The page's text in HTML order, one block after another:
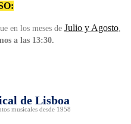
en los meses de Julio y Agosto,
a las 13:30.
de Lisboa
musicales desde 1958